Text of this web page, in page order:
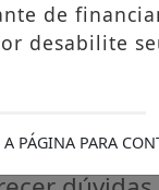
Nossa
de
desabilite
PÁGINA PARA